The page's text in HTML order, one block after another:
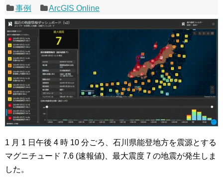
事例
ArcGIS Online
1 月 1 日午後 4 時 10 分ごろ、石川県能登地方を震源とする
マグニチュード 7.6 (速報値)、最大震度 7 の地震が発生しま
した。